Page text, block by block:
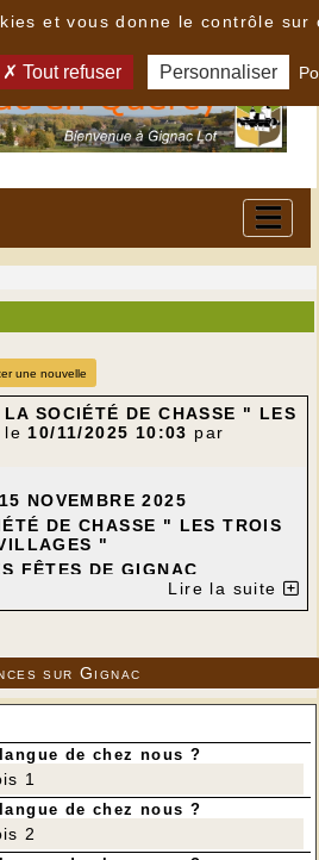
une nouvelle
SOCIÉTÉ DE CHASSE " LES
le10/11/2025 10:03 par
NOVEMBRE 2025
DE CHASSE " LES TROIS
"
FÊTES DE GIGNAC
Lire la suite
sur Gignac
de chez nous ?
1
de chez nous ?
2
et vous donne le contrôle sur
Tout refuser Personnaliser